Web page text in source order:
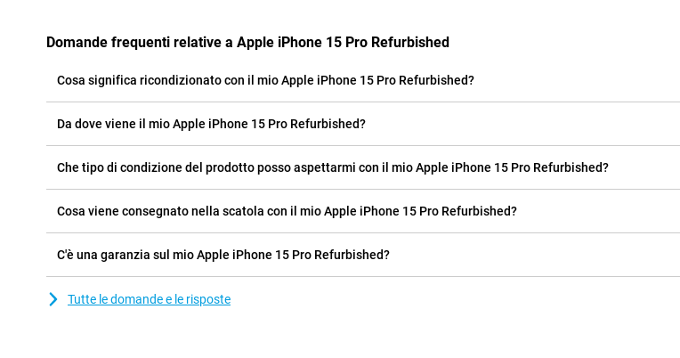
Domande frequenti relative a Apple iPhone 15 Pro Refurbished
Cosa significa ricondizionato con il mio Apple iPhone 15 Pro Refurbished?
Da dove viene il mio Apple iPhone 15 Pro Refurbished?
Che tipo di condizione del prodotto posso aspettarmi con il mio Apple iPhone 15 Pro Refurbished?
Cosa viene consegnato nella scatola con il mio Apple iPhone 15 Pro Refurbished?
C'è una garanzia sul mio Apple iPhone 15 Pro Refurbished?
Tutte le domande e le risposte